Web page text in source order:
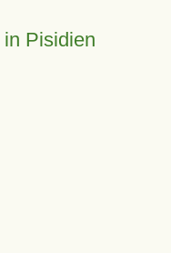
Pisidien